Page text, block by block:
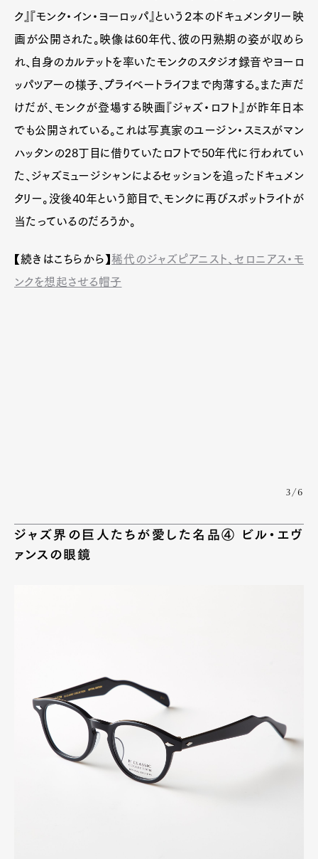
Art&DesignWatch
Fashion
ProductCulture
ク』『モンク・イン・ヨーロッパ』という２本のドキュメンタリー映
画が公開された。映像は60年代、彼の円熟期の姿が収めら
れ、自身のカルテットを率いたモンクのスタジオ録音やヨーロ
ッパツアーの様子、プライベートライフまで肉薄する。また声だ
けだが、モンクが登場する映画『ジャズ・ロフト』が昨年日本
でも公開されている。これは写真家のユージン・スミスがマン
ハッタンの28丁目に借りていたロフトで50年代に行われてい
た、ジャズミュージシャンによるセッションを追ったドキュメン
タリー。没後40年という節目で、モンクに再びスポットライトが
当たっているのだろうか。
【続きはこちらから】 稀代のジャズピアニスト、セロニアス・モ
ンクを想起させる帽子
3/6
ジャズ界の巨人たちが愛した名品④ ビル・エヴ
ァンスの眼鏡